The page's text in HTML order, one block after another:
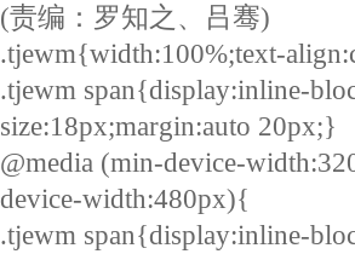
(责编：罗知之、吕骞)
.tjewm{width:100%;text-
.tjewm span{display:inline-
size:18px;margin:auto 20px;}
@media (min-device-
device-width:480px){
.tjewm span{display:inline-